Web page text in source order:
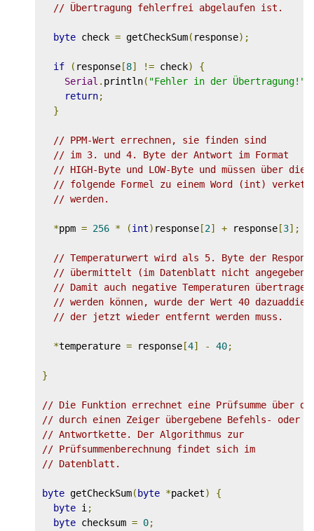
// Übertragung fehlerfrei abgelaufen ist.
byte check = getCheckSum( response);
if ( response [8] != check)
{
Serial . println( "Fehler in der Übertragung!"
return;
}
// PPM-Wert errechnen, sie finden sind
// im 3. und 4. Byte der Antwort im Format
// HIGH-Byte und LOW-Byte und müssen über die
// folgende Formel zu einem Word (int)
// werden.
*ppm = 256 * (int) response [2] + response [3];
// Temperaturwert wird als 5. Byte der
// übermittelt (im Datenblatt nicht
// Damit auch negative Temperaturen
// werden können, wurde der Wert 40
// der jetzt wieder entfernt werden muss.
*temperature = response [4] - 40;
}
// Die Funktion errechnet eine Prüfsumme über
// durch einen Zeiger übergebene Befehls- oder
// Antwortkette. Der Algorithmus zur
// Prüfsummenberechnung findet sich im
// Datenblatt.
byte getCheckSum( byte *packet)
{
byte i;
byte checksum = 0;